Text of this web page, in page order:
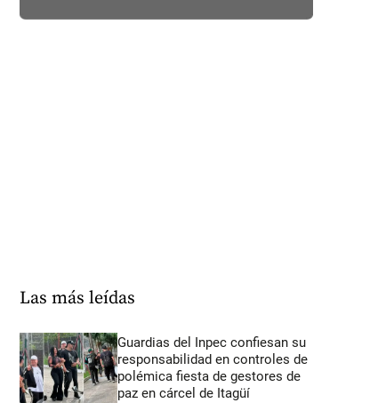
Las más leídas
Guardias del Inpec confiesan su
responsabilidad en controles de
polémica fiesta de gestores de
paz en cárcel de Itagüí